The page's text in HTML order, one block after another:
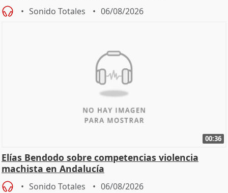
Sonido Totales 06/08/2026
00:36
Elías Bendodo sobre competencias violencia
machista en Andalucía
Sonido Totales 06/08/2026